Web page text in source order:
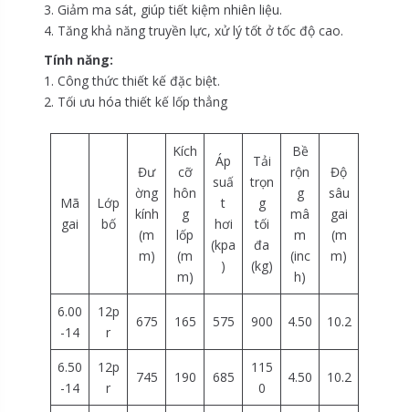
3. Giảm ma sát, giúp tiết kiệm nhiên liệu.
4. Tăng khả năng truyền lực, xử lý tốt ở tốc độ cao.
Tính năng:
1. Công thức thiết kế đặc biệt.
2. Tối ưu hóa thiết kế lốp thẳng
Mã
gai
Lớp
bố
Đư
ờng
kính
(m
m)
Kích
cỡ
hôn
g
lốp
(m
m)
Áp
suấ
t
hơi
(kpa
)
Tải
trọn
g
tối
đa
(kg)
Bề
rộn
g
mâ
m
(inc
h)
Độ
sâu
gai
(m
m)
6.00
-14
12p
r
675 165 575 900 4.50 10.2
6.50
-14
12p
r
745 190 685
115
0
4.50 10.2